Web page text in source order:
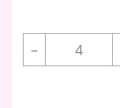
–